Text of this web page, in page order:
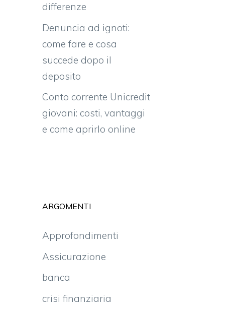
differenze
Denuncia ad ignoti:
come fare e cosa
succede dopo il
deposito
Conto corrente Unicredit
giovani: costi, vantaggi
e come aprirlo online
ARGOMENTI
Approfondimenti
Assicurazione
banca
crisi finanziaria